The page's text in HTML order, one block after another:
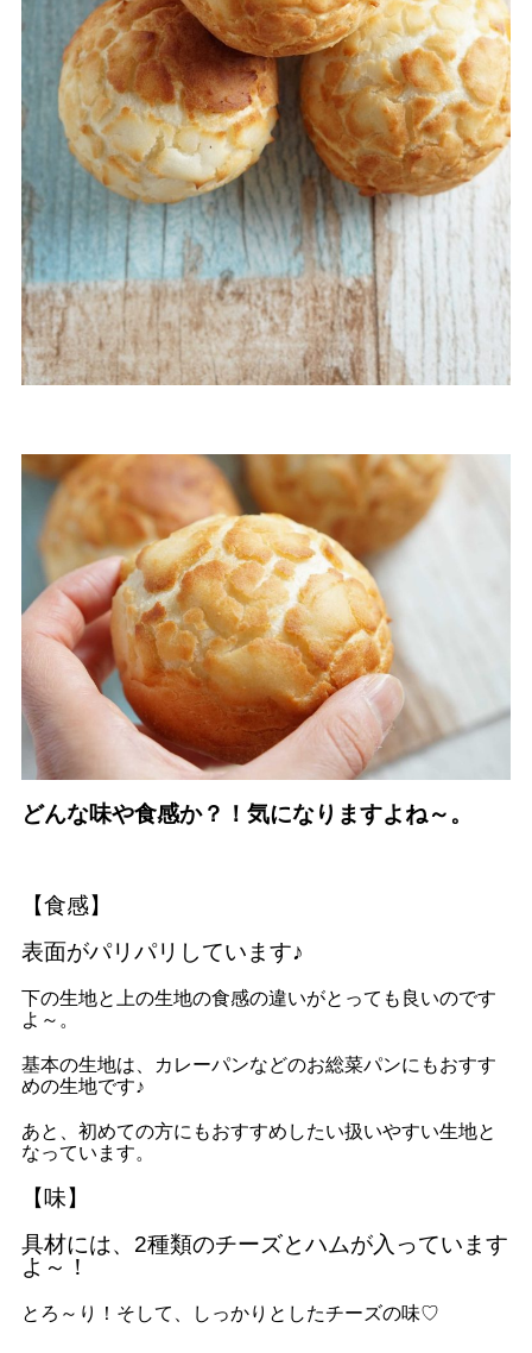
どんな味や食感か？！気になりますよね～。
【食感】
表面がパリパリしています♪
下の生地と上の生地の食感の違いがとっても良いのです
よ～。
基本の生地は、カレーパンなどのお総菜パンにもおすす
めの生地です♪
あと、初めての方にもおすすめしたい扱いやすい生地と
なっています。
【味】
具材には、2種類のチーズとハムが入っています
よ～！
とろ～り！そして、しっかりとしたチーズの味♡